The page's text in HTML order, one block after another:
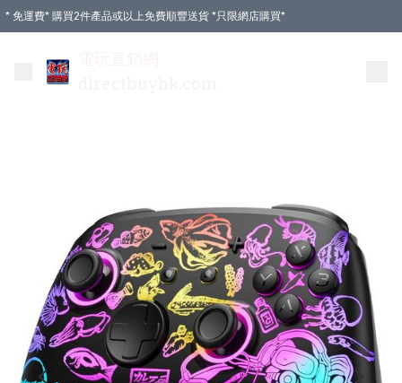
* 免運費* 購買2件產品或以上免費順豐送貨 *只限網店購買*